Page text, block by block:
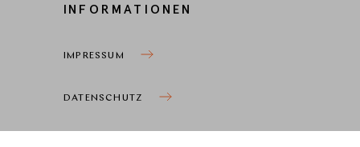
INFORMATIONEN
IMPRESSUM
DATENSCHUTZ